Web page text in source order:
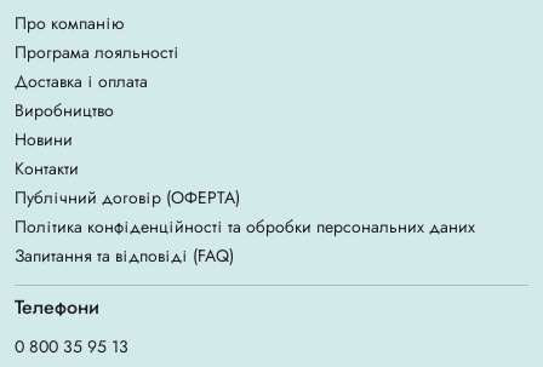
Про компанію
Програма лояльності
Доставка і оплата
Виробництво
Новини
Контакти
Публічний договір (ОФЕРТА)
Політика конфіденційності та обробки персональних даних
Запитання та відповіді (FAQ)
Телефони
0 800 35 95 13